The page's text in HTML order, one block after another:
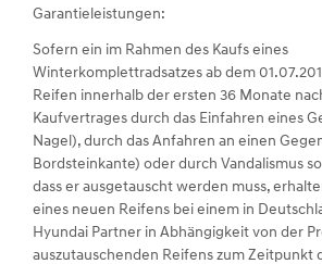
Garantieleistungen:
Sofern ein im Rahmen des Kaufs eines
Winterkomplettradsatzes ab dem
Reifen innerhalb der ersten 36 Monate
Kaufvertrages durch das Einfahren eines
Nagel), durch das Anfahren an einen
Bordsteinkante) oder durch Vandalismus
dass er ausgetauscht werden muss,
eines neuen Reifens bei einem in
Hyundai Partner in Abhängigkeit von der
auszutauschenden Reifens zum Zeitpunkt